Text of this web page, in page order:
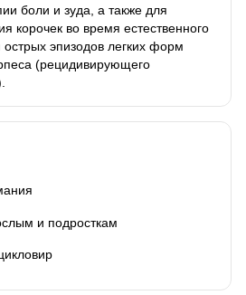
боли и зуда, а также для
корочек во время естественного
эпизодов легких форм
(рецидивирующего
и подросткам